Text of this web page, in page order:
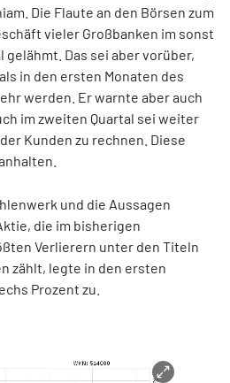
Die Flaute an den Börsen zum
vieler Großbanken im sonst
Das sei aber vorüber,
in den ersten Monaten des
werden. Er warnte aber auch
im zweiten Quartal sei weiter
Kunden zu rechnen. Diese
und die Aussagen
die im bisherigen
Verlierern unter den Titeln
zählt, legte in den ersten
Prozent zu.